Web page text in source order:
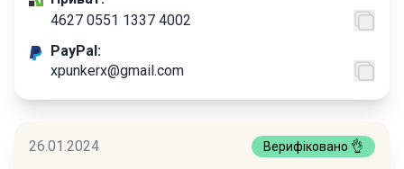
4627 0551 1337 4002
PayPal:
xpunkerx@gmail.com
26.01.2024 Верифіковано 👌